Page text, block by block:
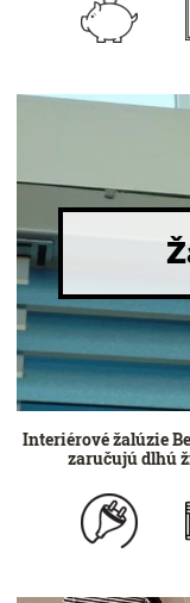
Interiérové žalúzie
zaručujú dlhú